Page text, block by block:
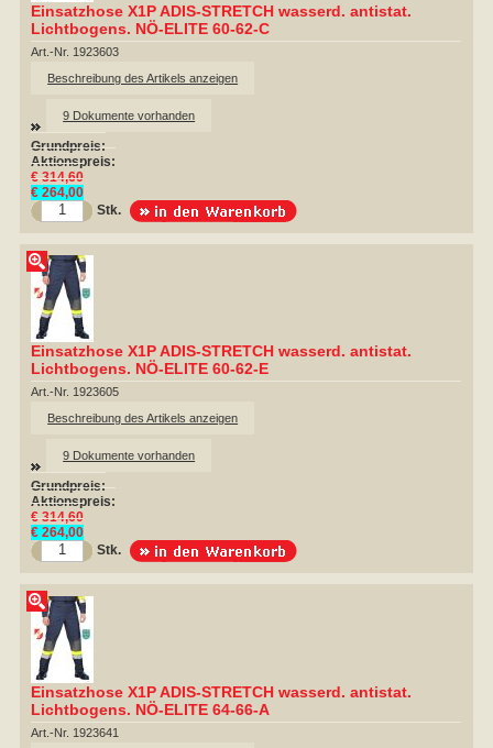
Einsatzhose X1P ADIS-STRETCH wasserd. antistat.
Lichtbogens. NÖ-ELITE 60-62-C
Art.-Nr. 1923603
Beschreibung des Artikels anzeigen
9 Dokumente vorhanden
Grundpreis:
Aktionspreis:
€ 314,60
€ 264,00
Stk.
Einsatzhose X1P ADIS-STRETCH wasserd. antistat.
Lichtbogens. NÖ-ELITE 60-62-E
Art.-Nr. 1923605
Beschreibung des Artikels anzeigen
9 Dokumente vorhanden
Grundpreis:
Aktionspreis:
€ 314,60
€ 264,00
Stk.
Einsatzhose X1P ADIS-STRETCH wasserd. antistat.
Lichtbogens. NÖ-ELITE 64-66-A
Art.-Nr. 1923641